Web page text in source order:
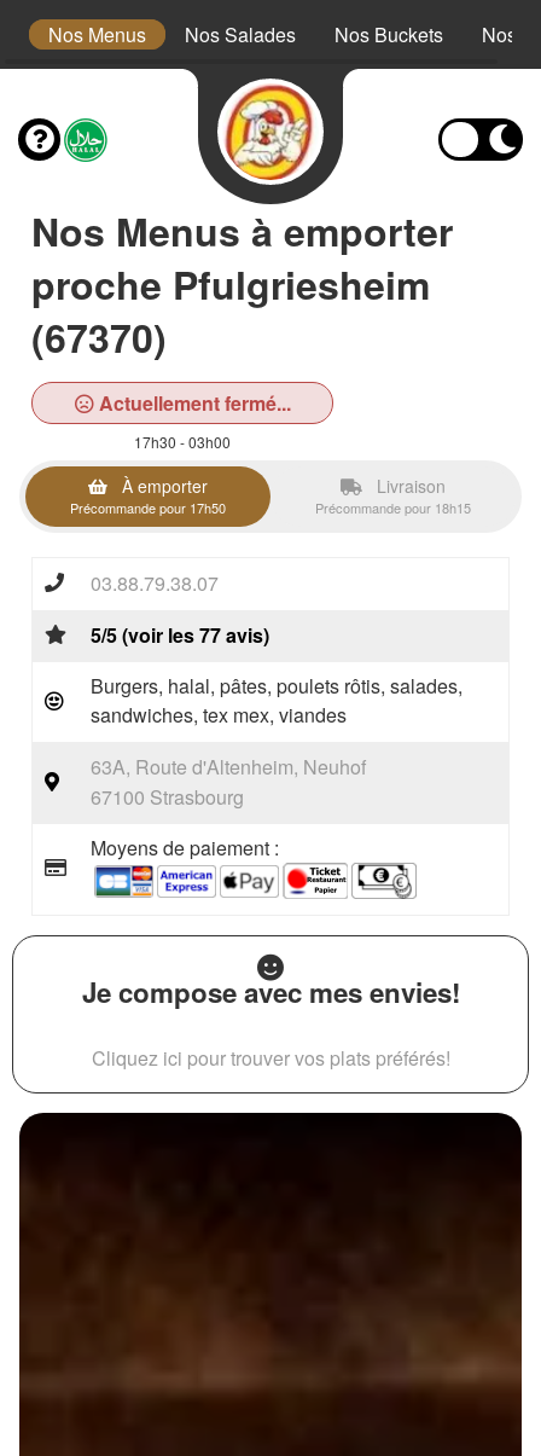
Nos Menus Nos Salades Nos Buckets Nos
Nos Menus à emporter
proche Pfulgriesheim
(67370)
Actuellement fermé...
17h30 - 03h00
À emporter
Précommande pour 17h50
Livraison
Précommande pour 18h15
03.88.79.38.07
5/5 (voir les 77 avis)
Burgers, halal, pâtes, poulets rôtis, salades,
sandwiches, tex mex, viandes
63A, Route d'Altenheim, Neuhof
67100 Strasbourg
Moyens de paiement :
Je compose avec mes envies!
Cliquez ici pour trouver vos plats préférés!